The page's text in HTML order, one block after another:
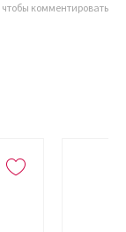
чтобы комментировать